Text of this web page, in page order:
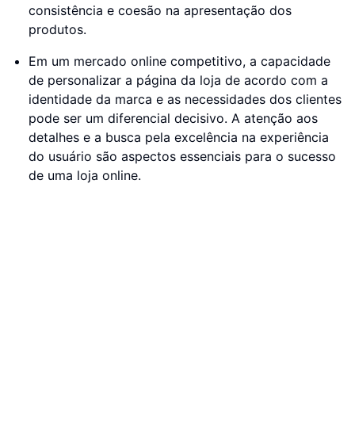
consistência e coesão na apresentação dos
produtos.
Em um mercado online competitivo, a capacidade
de personalizar a página da loja de acordo com a
identidade da marca e as necessidades dos clientes
pode ser um diferencial decisivo. A atenção aos
detalhes e a busca pela excelência na experiência
do usuário são aspectos essenciais para o sucesso
de uma loja online.